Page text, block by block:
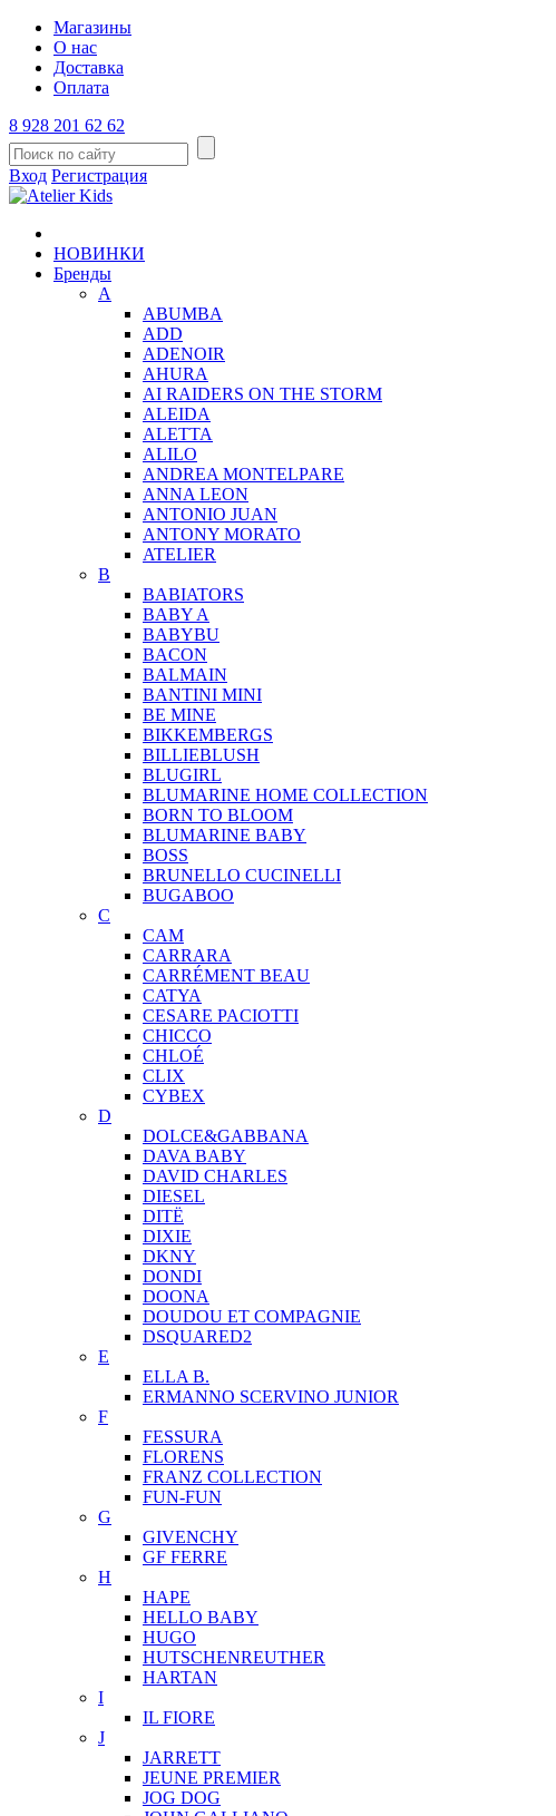
Магазины
О нас
Доставка
Оплата
8 928 201 62 62
Вход Регистрация
НОВИНКИ
Бренды
A
ABUMBA
ADD
ADENOIR
AHURA
AI RAIDERS ON THE STORM
ALEIDA
ALETTA
ALILO
ANDREA MONTELPARE
ANNA LEON
ANTONIO JUAN
ANTONY MORATO
ATELIER
B
BABIATORS
BABY A
BABYBU
BACON
BALMAIN
BANTINI MINI
BE MINE
BIKKEMBERGS
BILLIEBLUSH
BLUGIRL
BLUMARINE HOME COLLECTION
BORN TO BLOOM
BLUMARINE BABY
BOSS
BRUNELLO CUCINELLI
BUGABOO
C
CAM
CARRARA
CARRÉMENT BEAU
CATYA
CESARE PACIOTTI
CHICCO
CHLOÉ
CLIX
CYBEX
D
DOLCE&GABBANA
DAVA BABY
DAVID CHARLES
DIESEL
DITЁ
DIXIE
DKNY
DONDI
DOONA
DOUDOU ET COMPAGNIE
DSQUARED2
E
ELLA B.
ERMANNO SCERVINO JUNIOR
F
FESSURA
FLORENS
FRANZ COLLECTION
FUN-FUN
G
GIVENCHY
GF FERRE
H
HAPE
HELLO BABY
HUGO
HUTSCHENREUTHER
HARTAN
I
IL FIORE
J
JARRETT
JEUNE PREMIER
JOG DOG